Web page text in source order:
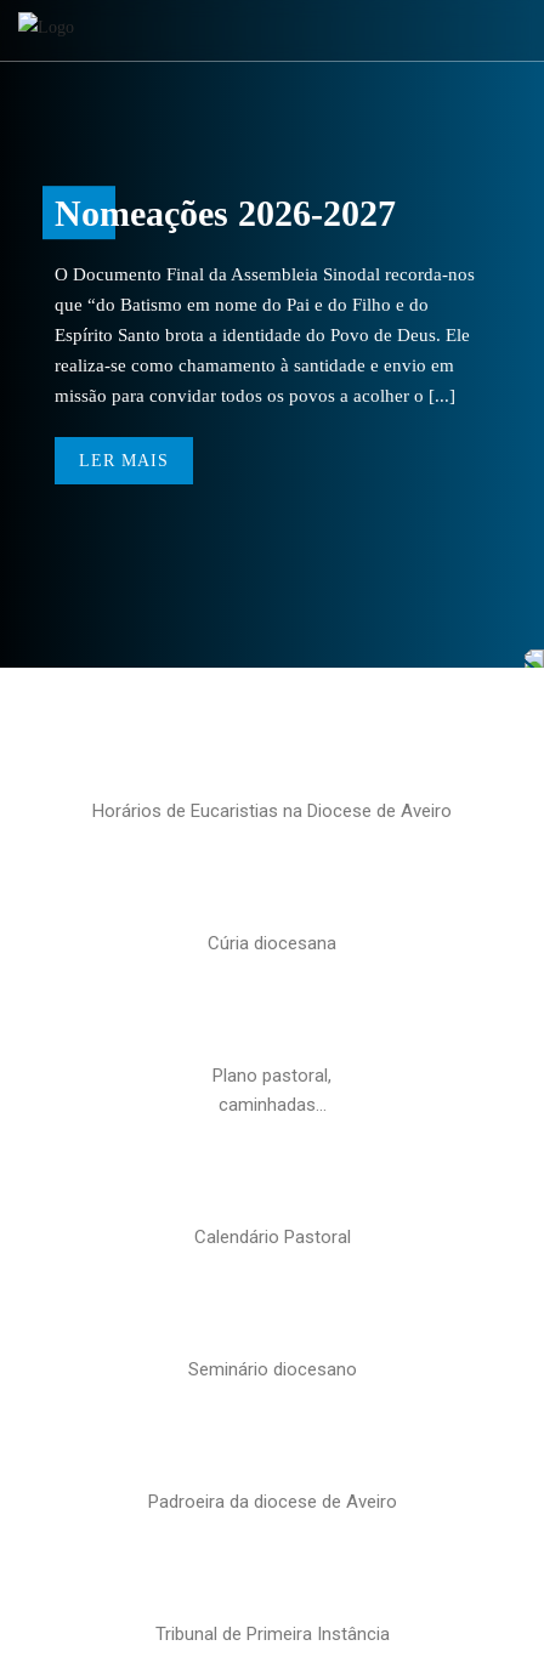
Nomeações 2026-2027
O Documento Final da Assembleia Sinodal recorda-nos
que “do Batismo em nome do Pai e do Filho e do
Espírito Santo brota a identidade do Povo de Deus. Ele
realiza-se como chamamento à santidade e envio em
missão para convidar todos os povos a acolher o [...]
LER MAIS
Horários de Eucaristias na Diocese de Aveiro
Cúria diocesana
Plano pastoral,
caminhadas…
Calendário Pastoral
Seminário diocesano
Padroeira da diocese de Aveiro
Tribunal de Primeira Instância